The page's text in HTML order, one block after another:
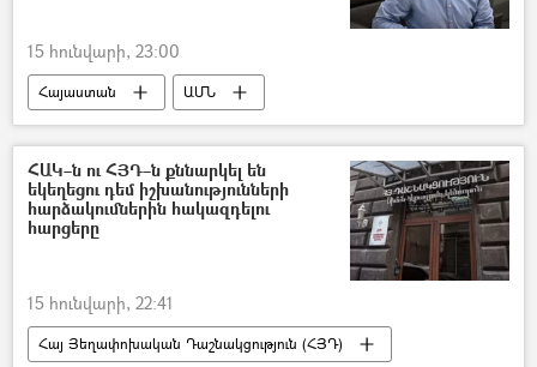
15 հունվարի, 23:00
Հայաստան
ԱՄՆ
Իրանի Իսլամական Հանրապետություն
Արարատ Միրզոյան
Մարկո Ռուբիո
Բենիամին Մաթևոսյան
ՀԱԿ–ն ու ՀՅԴ–ն քննարկել են
եկեղեցու դեմ իշխանությունների
հարձակումներին հակազդելու
հարցերը
15 հունվարի, 22:41
Հայ Յեղափոխական Դաշնակցություն (ՀՅԴ)